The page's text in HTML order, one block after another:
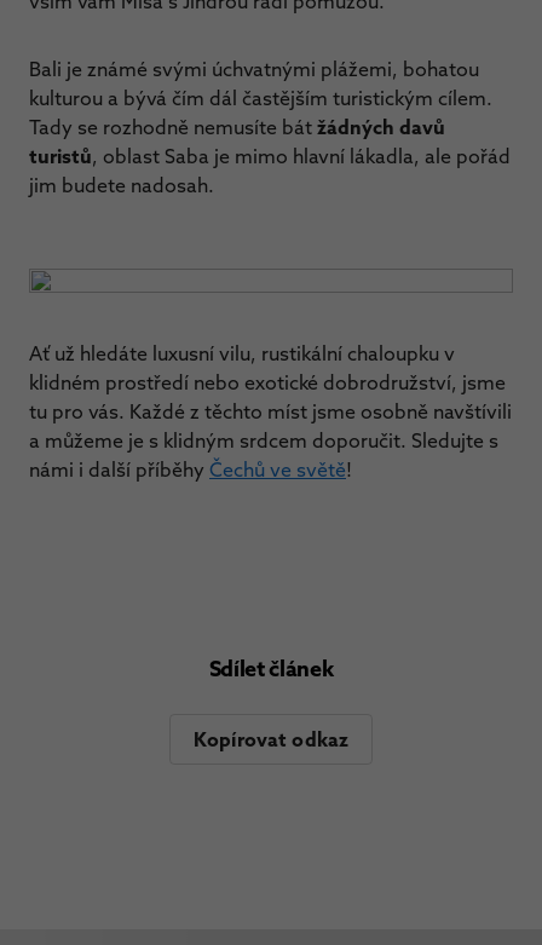
Bali je známé svými úchvatnými plážemi, bohatou
kulturou a bývá čím dál častějším turistickým cílem.
Tady se rozhodně nemusíte bátžádných davů
turistů, oblast Saba je mimo hlavní lákadla, ale pořád
jim budete nadosah.
Ať už hledáte luxusní vilu, rustikální chaloupku v
klidném prostředí nebo exotické dobrodružství, jsme
tu pro vás. Každé z těchto míst jsme osobně navštívili
a můžeme je s klidným srdcem doporučit. Sledujte s
námi i další příběhy Čechů ve světě!
Sdílet článek
Kopírovat odkaz